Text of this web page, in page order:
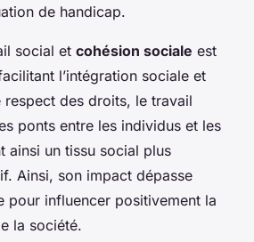
de handicap.
social et cohésion sociale est
l’intégration sociale et
des droits, le travail
ponts entre les individus et les
ainsi un tissu social plus
Ainsi, son impact dépasse
pour influencer positivement la
la société.